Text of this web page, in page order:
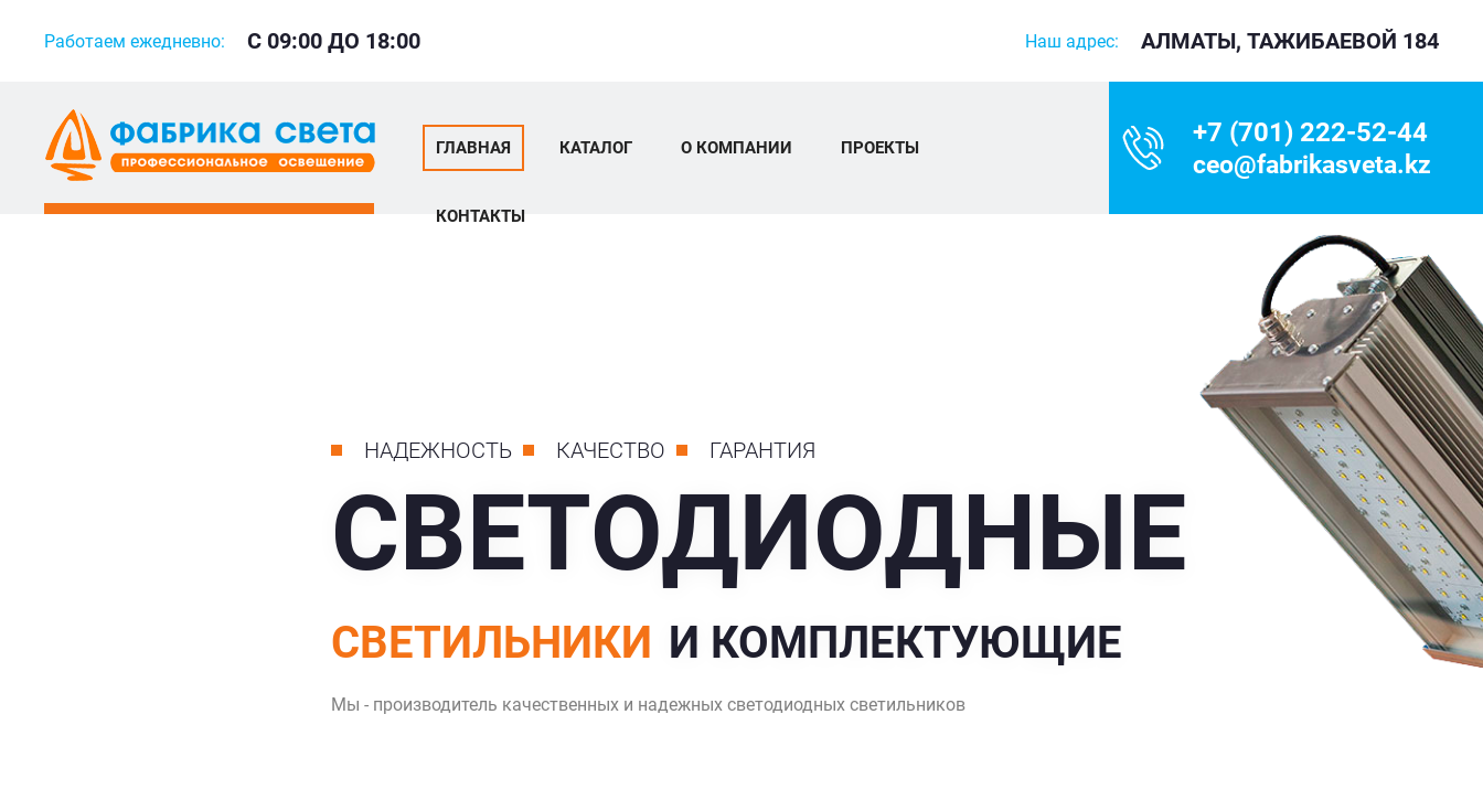
Работаем ежедневно: С 09:00 ДО 18:00 Наш адрес: АЛМАТЫ, ТАЖИБАЕВОЙ 184
ГЛАВНАЯ КАТАЛОГ О КОМПАНИИ ПРОЕКТЫ
КОНТАКТЫ
+7 (701) 222-52-44
ceo@fabrikasveta.kz
НАДЕЖНОСТЬ КАЧЕСТВО ГАРАНТИЯ
СВЕТОДИОДНЫЕ
СВЕТИЛЬНИКИ И КОМПЛЕКТУЮЩИЕ
Мы - производитель качественных и надежных светодиодных светильников